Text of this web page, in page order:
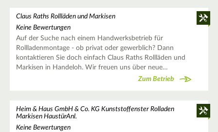
Claus Raths Rollläden und Markisen
Keine Bewertungen
Auf der Suche nach einem Handwerksbetrieb für
Rollladenmontage - ob privat oder gewerblich? Dann
kontaktieren Sie doch einfach Claus Raths Rollläden und
Markisen in Handeloh. Wir freuen uns über neue…
Zum Betrieb
Heim & Haus GmbH & Co. KG Kunststoffenster Rolladen
Markisen HaustürAnl.
Keine Bewertungen